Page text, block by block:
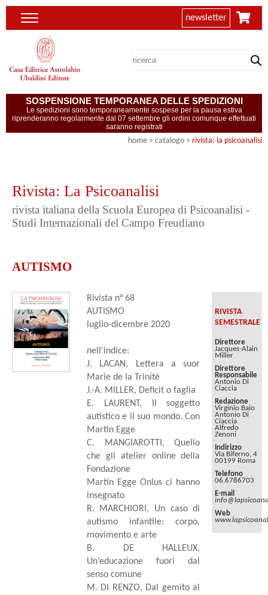
newsletter
SOSPENSIONE TEMPORANEA DELLE SPEDIZIONI
Le spedizioni sono temporaneamente sospese per la pausa estiva
riprenderanno regolarmente dal 07 settembre gli ordini comunque effettuati
saranno registrati
home > catalogo > rivista: la psicoanalisi
Rivista: La Psicoanalisi
rivista italiana della Scuola Europea di Psicoanalisi -
Studi Internazionali del Campo Freudiano
AUTISMO
Rivista n° 68
AUTISMO
luglio-dicembre 2020
nell'indice:
J. LACAN, Lettera a suor
Marie de la Trinité
J.-A. MILLER, Deficit o faglia
E. LAURENT, Il soggetto
autistico e il suo mondo. Con
Martin Egge
C. MANGIAROTTI, Quello
che gli atelier online della
Fondazione
Martin Egge Onlus ci hanno
insegnato
R. MARCHIORI, Un caso di
autismo infantile: corpo,
movimento e arte
B. DE HALLEUX,
Un’educazione fuori dal
senso comune
M. DI RENZO, Dal gemito al
RIVISTA
SEMESTRALE
Direttore
Jacques-Alain
Miller
Direttore
Responsabile
Antonio Di
Ciaccia
Redazione
Virginio Baio
Antonio Di
Ciaccia
Alfredo
Zenoni
Indirizzo
Via Biferno, 4
00199 Roma
Telefono
06.6786703
E-mail
Web